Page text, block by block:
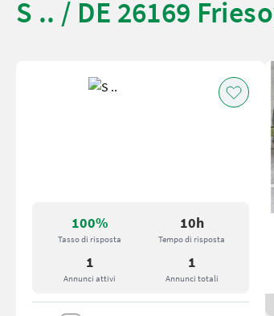
S .. / DE 26169
100%
Tasso di risposta
10h
Tempo di risposta
1
Annunci attivi
1
Annunci totali